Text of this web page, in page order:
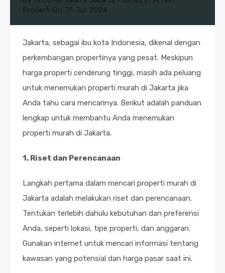
Properti On 25 Juli 2024
Jakarta, sebagai ibu kota Indonesia, dikenal dengan
perkembangan propertinya yang pesat. Meskipun
harga properti cenderung tinggi, masih ada peluang
untuk menemukan properti murah di Jakarta jika
Anda tahu cara mencarinya. Berikut adalah panduan
lengkap untuk membantu Anda menemukan
properti murah di Jakarta.
1. Riset dan Perencanaan
Langkah pertama dalam mencari properti murah di
Jakarta adalah melakukan riset dan perencanaan.
Tentukan terlebih dahulu kebutuhan dan preferensi
Anda, seperti lokasi, tipe properti, dan anggaran.
Gunakan internet untuk mencari informasi tentang
kawasan yang potensial dan harga pasar saat ini.